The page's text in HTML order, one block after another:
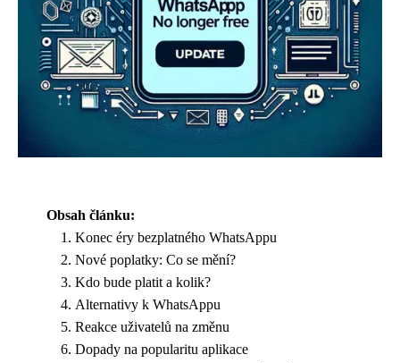
Obsah článku:
Konec éry bezplatného WhatsAppu
Nové poplatky: Co se mění?
Kdo bude platit a kolik?
Alternativy k WhatsAppu
Reakce uživatelů na změnu
Dopady na popularitu aplikace